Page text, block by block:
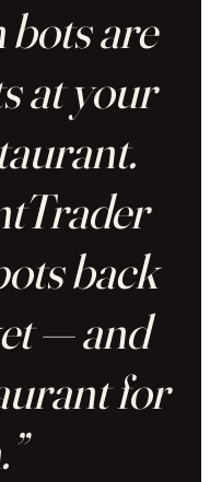
bots are
at your
back
— and
for